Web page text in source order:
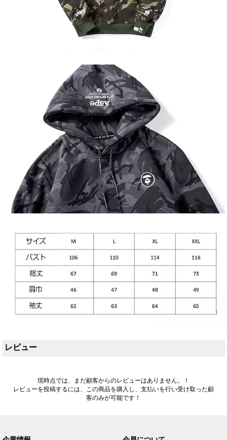
レビュー
現時点では、まだ顧客からのレビューはありません。！
レビューを投稿するには、この商品を購入し、支払いを行い受け取った顧
客のみが可能です！